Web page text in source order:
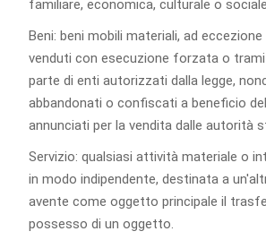
familiare, economica, culturale o
Beni: beni mobili materiali, ad
venduti con esecuzione forzata o
parte di enti autorizzati dalla legge,
abbandonati o confiscati a beneficio
annunciati per la vendita dalle autorità
Servizio: qualsiasi attività materiale o
in modo indipendente, destinata a
avente come oggetto principale il
possesso di un oggetto.